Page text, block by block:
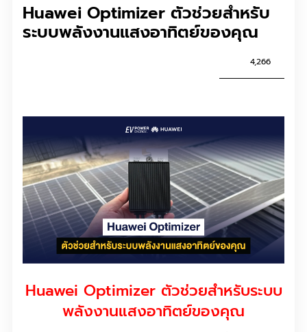
Huawei Optimizer ตัวช่วยสำหรับ
ระบบพลังงานแสงอาทิตย์ของคุณ
4,266
Huawei Optimizer ตัวช่วยสำหรับระบบ
พลังงานแสงอาทิตย์ของคุณ